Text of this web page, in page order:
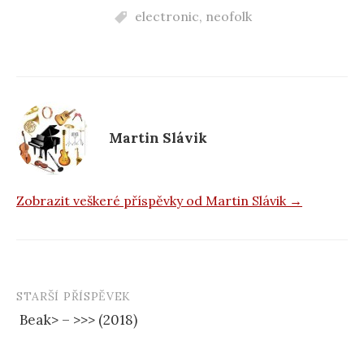
o
k
electronic, neofolk
Martin Slávik
Zobrazit veškeré příspěvky od Martin Slávik →
Navigace
příspěvku
STARŠÍ PŘÍSPĚVEK
Beak> – >>> (2018)